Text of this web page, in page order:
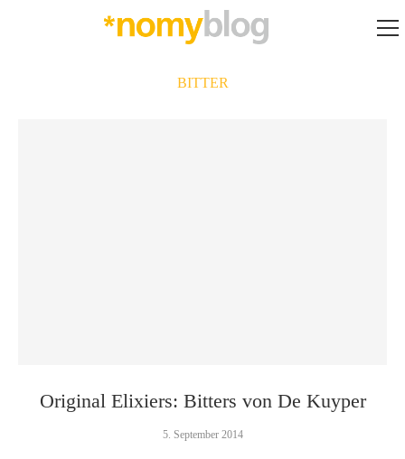
BITTER
Original Elixiers: Bitters von De Kuyper
5. September 2014